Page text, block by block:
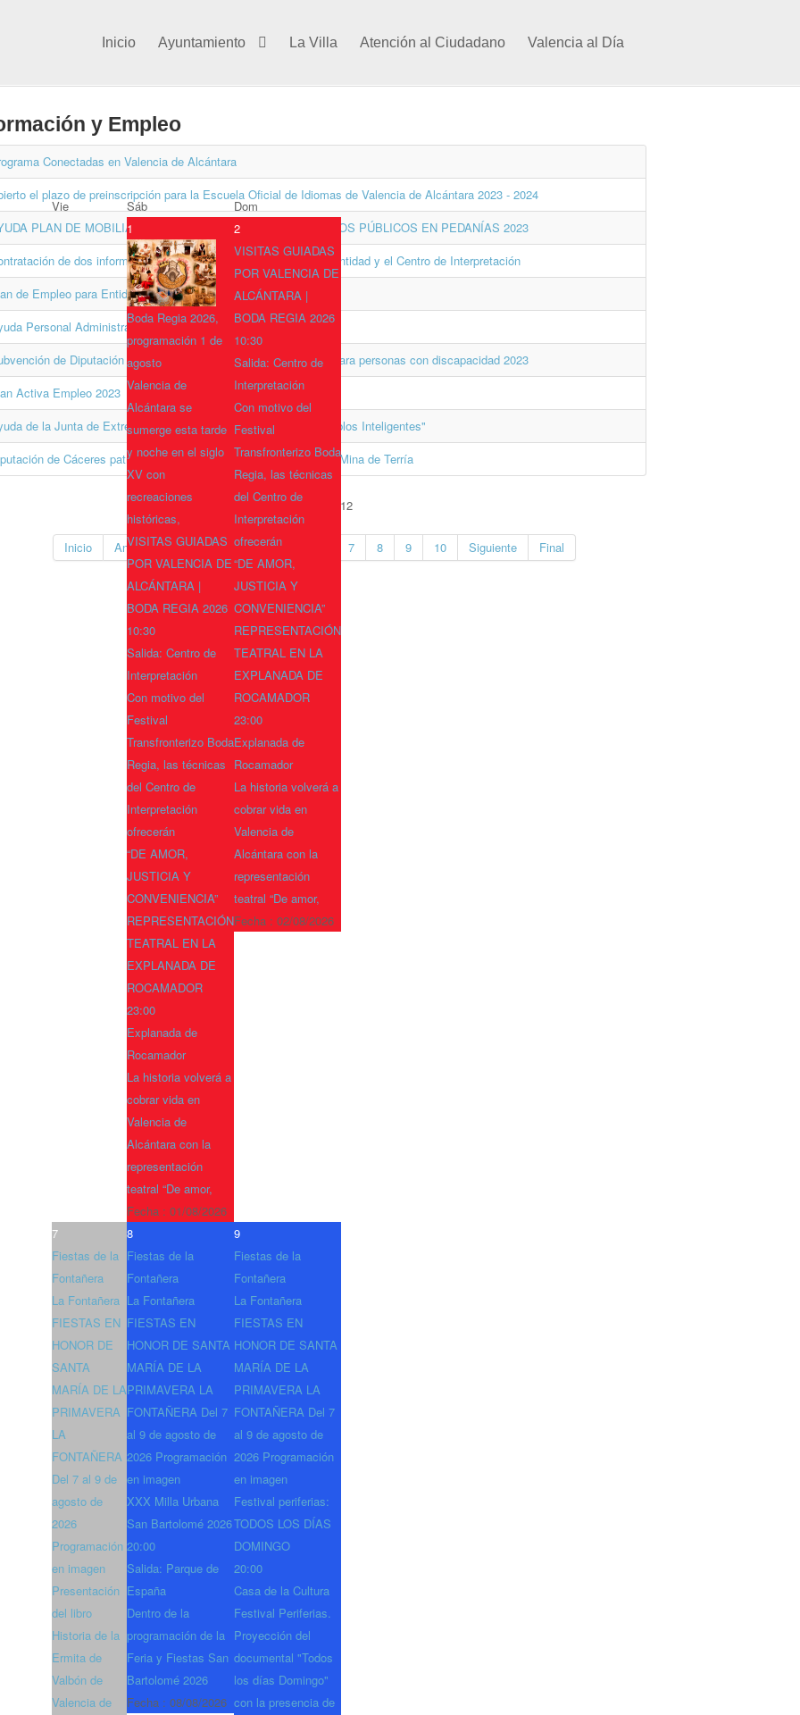
Inicio Ayuntamiento La Villa Atención al Ciudadano Valencia al Día
Vie Sáb
Dom
1
Boda Regia 2026,
programación 1 de
agosto
Valencia de
Alcántara se
sumerge esta tarde
y noche en el siglo
XV con
recreaciones
históricas,
VISITAS GUIADAS
POR VALENCIA DE
ALCÁNTARA |
BODA REGIA 2026
10:30
Salida: Centro de
Interpretación
Con motivo del
Festival
Transfronterizo Boda
Regia, las técnicas
del Centro de
Interpretación
ofrecerán
“DE AMOR,
JUSTICIA Y
CONVENIENCIA”
REPRESENTACIÓN
TEATRAL EN LA
EXPLANADA DE
ROCAMADOR
23:00
Explanada de
Rocamador
La historia volverá a
cobrar vida en
Valencia de
Alcántara con la
representación
teatral “De amor,
Fecha : 01/08/2026
2
VISITAS GUIADAS
POR VALENCIA DE
ALCÁNTARA |
BODA REGIA 2026
10:30
Salida: Centro de
Interpretación
Con motivo del
Festival
Transfronterizo Boda
Regia, las técnicas
del Centro de
Interpretación
ofrecerán
“DE AMOR,
JUSTICIA Y
CONVENIENCIA”
REPRESENTACIÓN
TEATRAL EN LA
EXPLANADA DE
ROCAMADOR
23:00
Explanada de
Rocamador
La historia volverá a
cobrar vida en
Valencia de
Alcántara con la
representación
teatral “De amor,
Fecha : 02/08/2026
7
Fiestas de la
Fontañera
La Fontañera
FIESTAS EN
HONOR DE
SANTA
MARÍA DE LA
PRIMAVERA
LA
FONTAÑERA
Del 7 al 9 de
agosto de
2026
Programación
en imagen
Presentación
del libro
Historia de la
Ermita de
Valbón de
Valencia de
8
Fiestas de la
Fontañera
La Fontañera
FIESTAS EN
HONOR DE SANTA
MARÍA DE LA
PRIMAVERA LA
FONTAÑERA Del 7
al 9 de agosto de
2026 Programación
en imagen
XXX Milla Urbana
San Bartolomé 2026
20:00
Salida: Parque de
España
Dentro de la
programación de la
Feria y Fiestas San
Bartolomé 2026
Fecha : 08/08/2026
9
Fiestas de la
Fontañera
La Fontañera
FIESTAS EN
HONOR DE SANTA
MARÍA DE LA
PRIMAVERA LA
FONTAÑERA Del 7
al 9 de agosto de
2026 Programación
en imagen
Festival periferias:
TODOS LOS DÍAS
DOMINGO
20:00
Casa de la Cultura
Festival Periferias.
Proyección del
documental "Todos
los días Domingo"
con la presencia de
y Empleo
Conectadas en Valencia de Alcántara
el plazo de preinscripción para la Escuela Oficial de Idiomas de Valencia de Alcántara 2023 - 2024
PLAN DE MOBILIARIO Y EQUIPAMIENTO PARA ESPACIOS PÚBLICOS EN PEDANÍAS 2023
de dos informadores turísticos para los Centros de Identidad y el Centro de Interpretación
de Empleo para Entidades Locales 2023
Personal Administrativo Pedanías 2023
de Diputación de Cáceres para la creación de empleo para personas con discapacidad 2023
Activa Empleo 2023
de la Junta de Extremadura destinadas al Desarrollo de Pueblos Inteligentes"
de Cáceres patrocina el Memorial por las víctimas de la Mina de Terría
Página 4 de 12
Inicio Anterior 1 2 3 4 7 8 9 10 Siguiente Final